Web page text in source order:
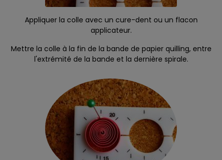
Appliquer la colle avec un cure-dent ou un flacon
applicateur.
Mettre la colle à la fin de la bande de papier quilling, entre
l'extrémité de la bande et la dernière spirale.